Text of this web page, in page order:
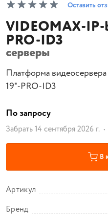
Оставить
VIDEOMAX-
PRO-ID3
серверы
Платформа
19"-PRO-ID3
По запросу
Забрать 14 сентября 2026 г.
В
Артикул
Бренд